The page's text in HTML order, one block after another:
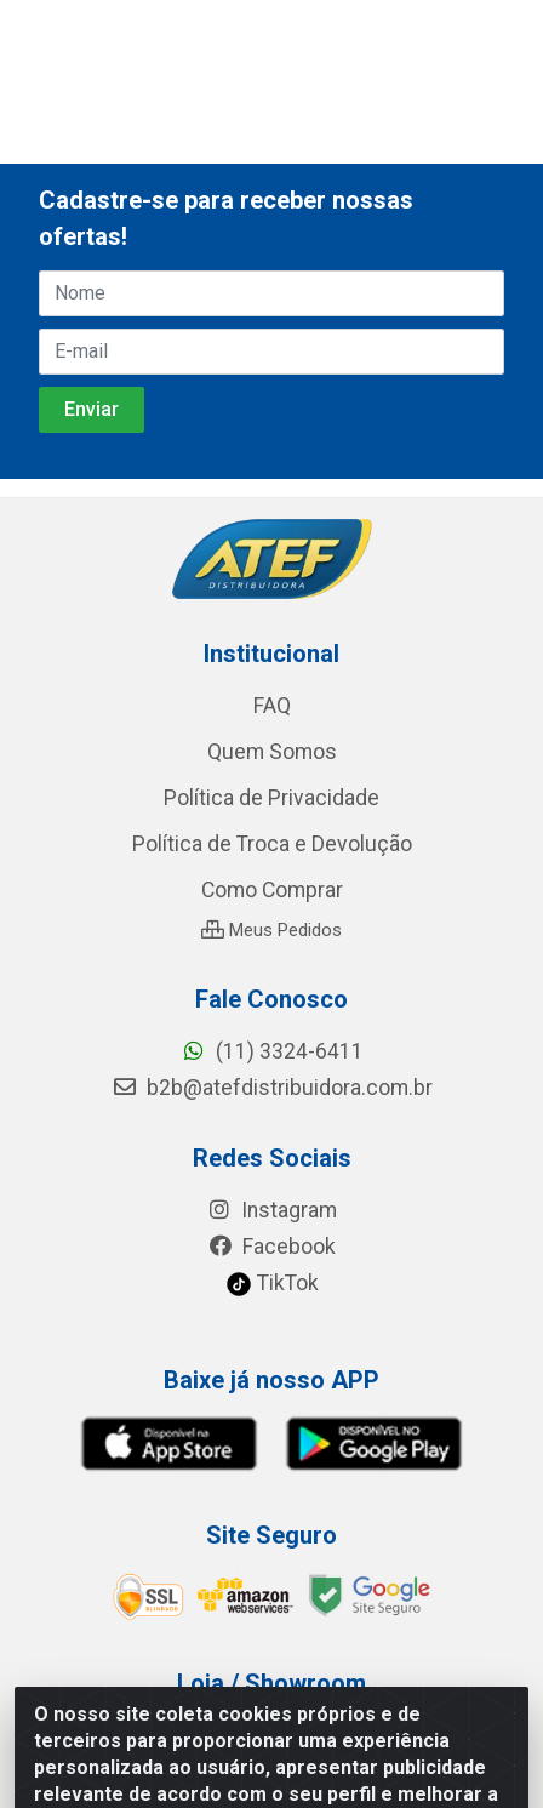
O nosso site coleta cookies próprios e de
terceiros para proporcionar uma experiência
personalizada ao usuário, apresentar publicidade
relevante de acordo com o seu perfil e melhorar a
Cadastre-se para receber nossas
ofertas!
Institucional
FAQ
Quem Somos
Política de Privacidade
Política de Troca e Devolução
Como Comprar
Meus Pedidos
Fale Conosco
(11) 3324-6411
b2b@atefdistribuidora.com.br
Redes Sociais
Instagram
Facebook
TikTok
Baixe já nosso APP
Site Seguro
Loja / Showroom
Tel.: (11) 3227-0546
Av Vautier, 587/597 - Pari - São Paulo/SP